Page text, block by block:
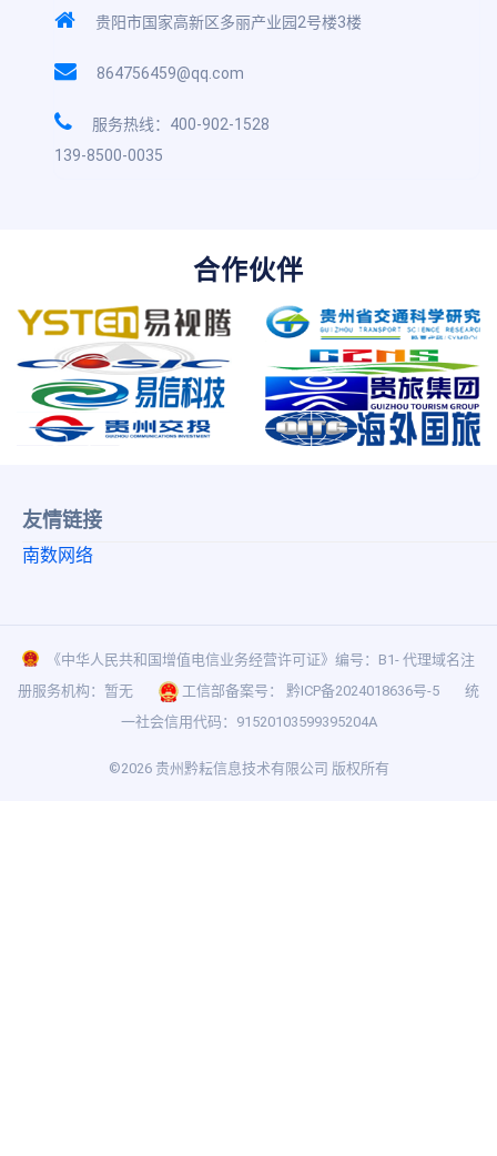
贵阳市国家高新区多丽产业园2号楼3楼
864756459@qq.com
服务热线：400-902-1528
139-8500-0035
合作伙伴
友情链接
南数网络
《中华人民共和国增值电信业务经营许可证》编号：B1- 代理域名注
册服务机构：暂无
工信部备案号： 黔ICP备2024018636号-5
统
一社会信用代码：91520103599395204A
©2026 贵州黔耘信息技术有限公司 版权所有